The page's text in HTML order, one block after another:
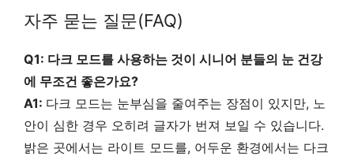
자주 묻는 질문(FAQ)
Q1: 다크 모드를 사용하는 것이 시니어 분들의 눈 건강
에 무조건 좋은가요?
A1: 다크 모드는 눈부심을 줄여주는 장점이 있지만, 노
안이 심한 경우 오히려 글자가 번져 보일 수 있습니다.
밝은 곳에서는 라이트 모드를, 어두운 환경에서는 다크